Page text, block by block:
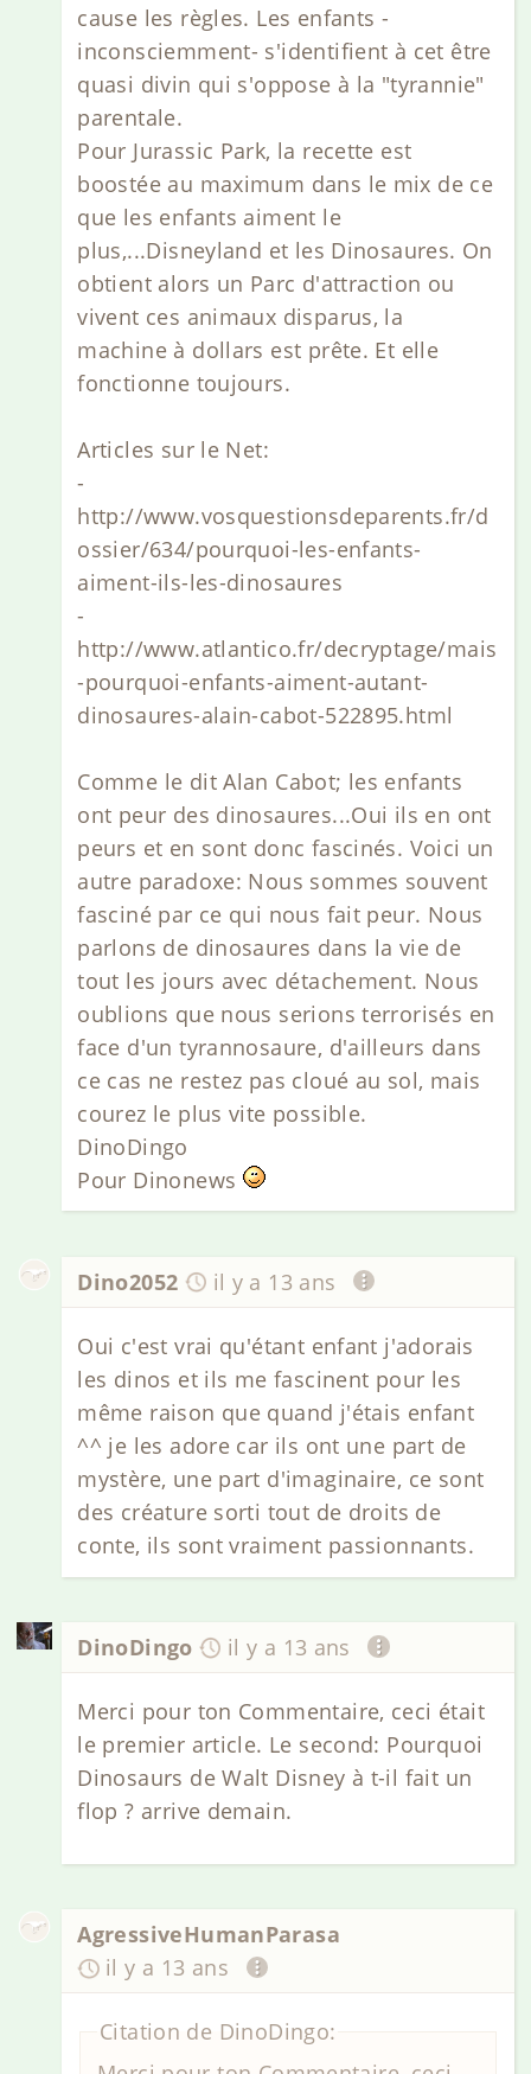
cause les règles. Les enfants -
inconsciemment- s'identifient à cet être
quasi divin qui s'oppose à la "tyrannie"
parentale.
Pour Jurassic Park, la recette est
boostée au maximum dans le mix de ce
que les enfants aiment le
plus,...Disneyland et les Dinosaures. On
obtient alors un Parc d'attraction ou
vivent ces animaux disparus, la
machine à dollars est prête. Et elle
fonctionne toujours.
Articles sur le Net:
-
http://www.vosquestionsdeparents.fr/d
ossier/634/pourquoi-les-enfants-
aiment-ils-les-dinosaures
-
http://www.atlantico.fr/decryptage/mais
-pourquoi-enfants-aiment-autant-
dinosaures-alain-cabot-522895.html
Comme le dit Alan Cabot; les enfants
ont peur des dinosaures...Oui ils en ont
peurs et en sont donc fascinés. Voici un
autre paradoxe: Nous sommes souvent
fasciné par ce qui nous fait peur. Nous
parlons de dinosaures dans la vie de
tout les jours avec détachement. Nous
oublions que nous serions terrorisés en
face d'un tyrannosaure, d'ailleurs dans
ce cas ne restez pas cloué au sol, mais
courez le plus vite possible.
DinoDingo
Pour Dinonews
Dino2052 il y a 13 ans
Oui c'est vrai qu'étant enfant j'adorais
les dinos et ils me fascinent pour les
même raison que quand j'étais enfant
^^ je les adore car ils ont une part de
mystère, une part d'imaginaire, ce sont
des créature sorti tout de droits de
conte, ils sont vraiment passionnants.
DinoDingo il y a 13 ans
Merci pour ton Commentaire, ceci était
le premier article. Le second: Pourquoi
Dinosaurs de Walt Disney à t-il fait un
flop ? arrive demain.
AgressiveHumanParasa
il y a 13 ans
Citation de DinoDingo: